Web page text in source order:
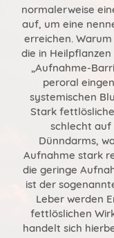
normalerweise
auf, um eine
erreichen.
die in
„Aufnahme-
peroral
systemischen
Stark
schlecht
Dünndarms,
Aufnahme stark
die geringe
ist der
Leber werden
fettlöslichen
handelt sich